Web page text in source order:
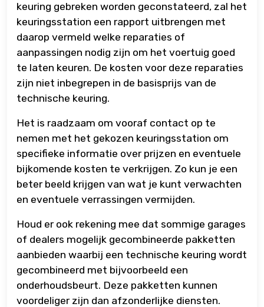
keuring gebreken worden geconstateerd, zal het
keuringsstation een rapport uitbrengen met
daarop vermeld welke reparaties of
aanpassingen nodig zijn om het voertuig goed
te laten keuren. De kosten voor deze reparaties
zijn niet inbegrepen in de basisprijs van de
technische keuring.
Het is raadzaam om vooraf contact op te
nemen met het gekozen keuringsstation om
specifieke informatie over prijzen en eventuele
bijkomende kosten te verkrijgen. Zo kun je een
beter beeld krijgen van wat je kunt verwachten
en eventuele verrassingen vermijden.
Houd er ook rekening mee dat sommige garages
of dealers mogelijk gecombineerde pakketten
aanbieden waarbij een technische keuring wordt
gecombineerd met bijvoorbeeld een
onderhoudsbeurt. Deze pakketten kunnen
voordeliger zijn dan afzonderlijke diensten.